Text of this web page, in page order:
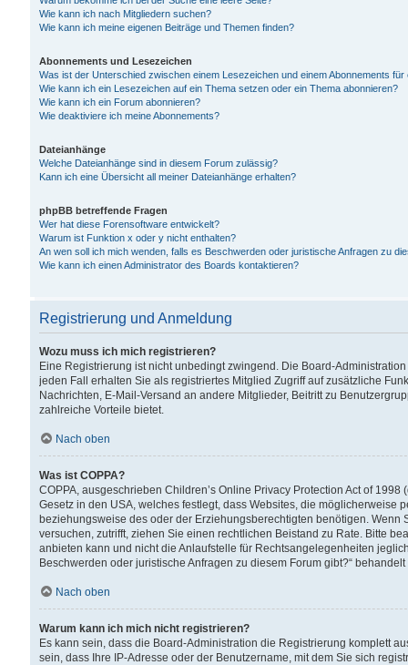
Wie kann ich nach Mitgliedern suchen?
Wie kann ich meine eigenen Beiträge und Themen finden?
Abonnements und Lesezeichen
Was ist der Unterschied zwischen einem Lesezeichen und einem Abonnements
Wie kann ich ein Lesezeichen auf ein Thema setzen oder ein Thema abonnieren?
Wie kann ich ein Forum abonnieren?
Wie deaktiviere ich meine Abonnements?
Dateianhänge
Welche Dateianhänge sind in diesem Forum zulässig?
Kann ich eine Übersicht all meiner Dateianhänge erhalten?
phpBB betreffende Fragen
Wer hat diese Forensoftware entwickelt?
Warum ist Funktion x oder y nicht enthalten?
An wen soll ich mich wenden, falls es Beschwerden oder juristische Anfragen zu
Wie kann ich einen Administrator des Boards kontaktieren?
Registrierung und Anmeldung
Wozu muss ich mich registrieren?
Eine Registrierung ist nicht unbedingt zwingend. Die Board-
jeden Fall erhalten Sie als registriertes Mitglied Zugriff auf zusätzliche
Nachrichten, E-Mail-Versand an andere Mitglieder, Beitritt zu
zahlreiche Vorteile bietet.
Nach oben
Was ist COPPA?
COPPA, ausgeschrieben Children’s Online Privacy Protection Act of
Gesetz in den USA, welches festlegt, dass Websites, die
beziehungsweise des oder der Erziehungsberechtigten benötigen.
versuchen, zutrifft, ziehen Sie einen rechtlichen Beistand zu Rate. Bitte
anbieten kann und nicht die Anlaufstelle für Rechtsangelegenheiten
Beschwerden oder juristische Anfragen zu diesem Forum gibt?“
Nach oben
Warum kann ich mich nicht registrieren?
Es kann sein, dass die Board-Administration die Registrierung komplett
sein, dass Ihre IP-Adresse oder der Benutzername, mit dem Sie sich